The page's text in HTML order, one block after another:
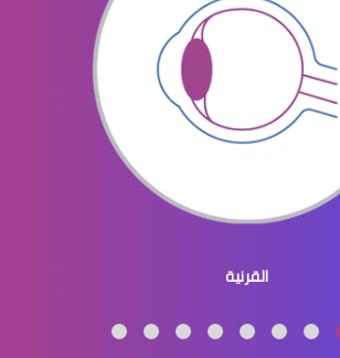
ثقب الشبكية في العين
ثقوب الشبكية في العين
القرنية